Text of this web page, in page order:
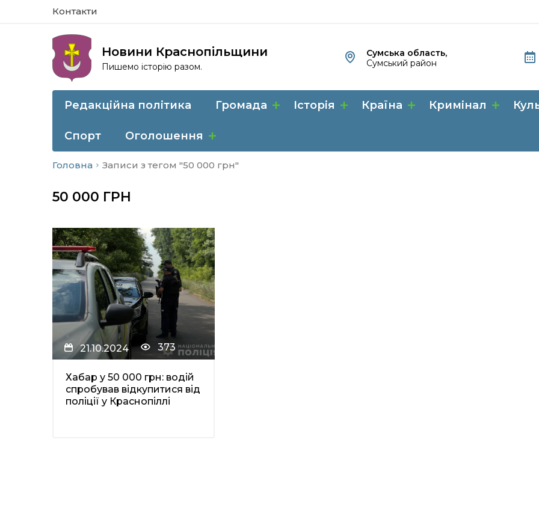
Контакти
Новини Краснопільщини
Пишемо історію разом.
Сумська область,
Сумський район
Редакційна політика Громада Історія Країна Кримінал
Спорт Оголошення
Головна Записи з тегом "50 000 грн"
50 000 ГРН
21.10.2024 373
Хабар у 50 000 грн: водій
спробував відкупитися від
поліції у Краснопіллі